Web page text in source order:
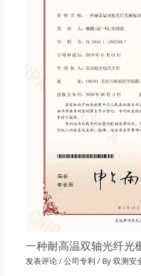
一种耐高温双轴光纤光
发表评论/公司专利 / By双测安